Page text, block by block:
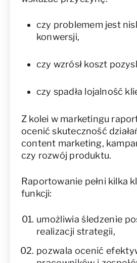
czy problemem jest
konwersji,
czy wzrósł koszt
czy spadła lojalność
Z kolei w marketingu
ocenić skuteczność
content marketing,
czy rozwój produktu.
Raportowanie pełni kilka
funkcji:
umożliwia śledzenie
realizacji strategii,
pozwala ocenić